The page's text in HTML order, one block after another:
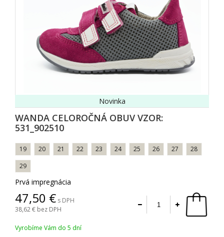
WANDA CELOROČNÁ OBUV VZOR:
531_902510
Novinka
19 20 21 22 23 24 25 26 27
28
29
Prvá impregnácia
47,50
s DPH
38,62 bez DPH
Vyrobíme Vám do 5 dní